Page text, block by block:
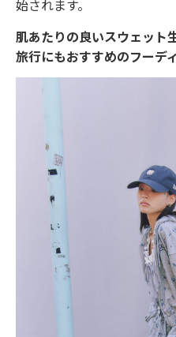
始されます。
肌あたりの良いスウェット
旅行にもおすすめのフーデ